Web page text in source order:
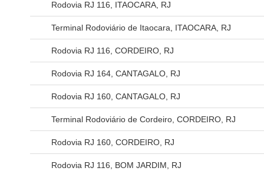
Rodovia RJ 116, ITAOCARA, RJ
Terminal Rodoviário de Itaocara, ITAOCARA, RJ
Rodovia RJ 116, CORDEIRO, RJ
Rodovia RJ 164, CANTAGALO, RJ
Rodovia RJ 160, CANTAGALO, RJ
Terminal Rodoviário de Cordeiro, CORDEIRO, RJ
Rodovia RJ 160, CORDEIRO, RJ
Rodovia RJ 116, BOM JARDIM, RJ